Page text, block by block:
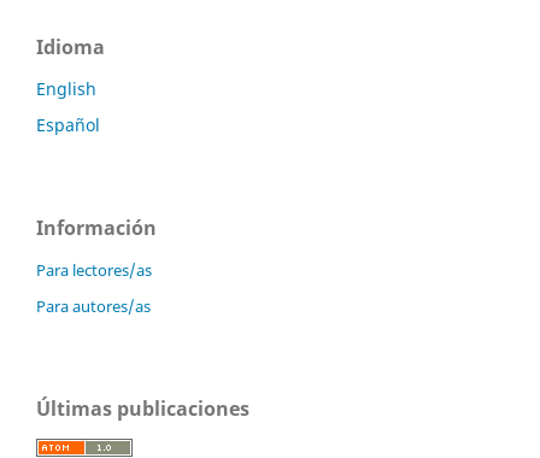
Idioma
English
Español
Información
Para lectores/as
Para autores/as
Últimas publicaciones